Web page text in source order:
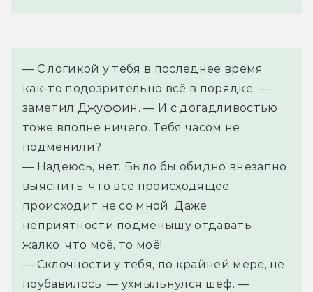
— С логикой у тебя в последнее время
как-то подозрительно всё в порядке, —
заметил Джуффин. — И с догадливостью
тоже вполне ничего. Тебя часом не
подменили?
— Надеюсь, нет. Было бы обидно внезапно
выяснить, что всё происходящее
происходит не со мной. Даже
неприятности подменышу отдавать
жалко: что моё, то моё!
— Склочности у тебя, по крайней мере, не
поубавилось, — ухмыльнулся шеф. —